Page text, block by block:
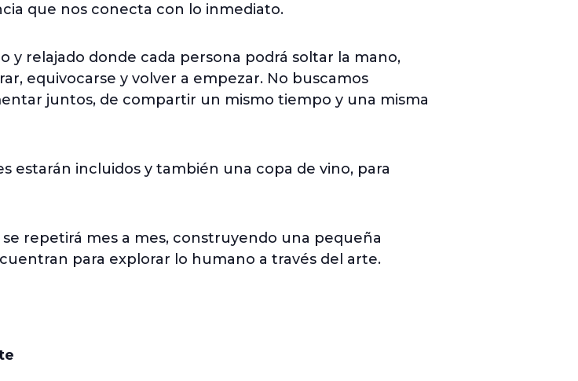
que nos conecta con lo inmediato.
y relajado donde cada persona podrá soltar la mano,
equivocarse y volver a empezar. No buscamos
juntos, de compartir un mismo tiempo y una misma
estarán incluidos y también una copa de vino, para
repetirá mes a mes, construyendo una pequeña
para explorar lo humano a través del arte.